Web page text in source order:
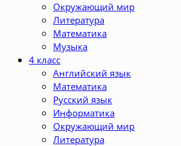
Окружающий мир
Литература
Математика
Музыка
4 класс
Английский язык
Математика
Русский язык
Информатика
Окружающий мир
Литература